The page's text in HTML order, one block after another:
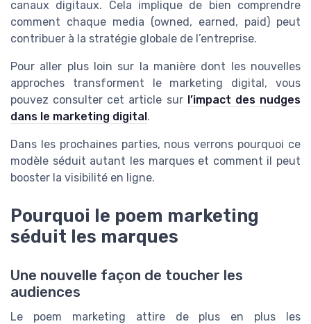
canaux digitaux. Cela implique de bien comprendre
comment chaque media (owned, earned, paid) peut
contribuer à la stratégie globale de l’entreprise.
Pour aller plus loin sur la manière dont les nouvelles
approches transforment le marketing digital, vous
pouvez consulter cet article sur l’impact des nudges
dans le marketing digital .
Dans les prochaines parties, nous verrons pourquoi ce
modèle séduit autant les marques et comment il peut
booster la visibilité en ligne.
Pourquoi le poem marketing
séduit les marques
Une nouvelle façon de toucher les
audiences
Le poem marketing attire de plus en plus les